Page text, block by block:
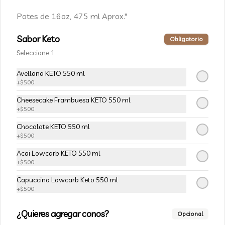
Galletón Limón y Cremoso
Limón.
con un cremoso de limón. Hecho con
calidad. (60 gr aprox)
$3.000
Galletón de Mantequilla y
Chips de Chocolate.
⁠Galletón Artesanal cubierto con chips
de chocolate semi amargo.  Hecho con
mantequilla y materias primas de alta
calidad. (60 gr aprox)
$3.000
Exquisito Blondie, un clásico de El
Taller, ideal para acompañarlo con
Potes de 16oz, 475 ml Aprox."
Sabor Keto Obligatorio
Seleccione 1
Avellana KETO 550 ml
+$500
Cheesecake Frambuesa KETO 550 ml
+$500
Chocolate KETO 550 ml
+$500
Acai Lowcarb KETO 550 ml
+$500
Capuccino Lowcarb Keto 550 ml
+$500
¿Quieres agregar conos? Opcional